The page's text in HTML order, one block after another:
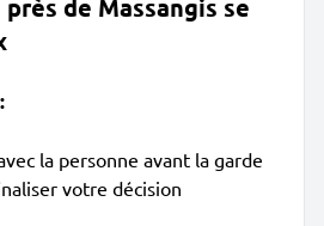
de Massangis se
la personne avant la garde
votre décision